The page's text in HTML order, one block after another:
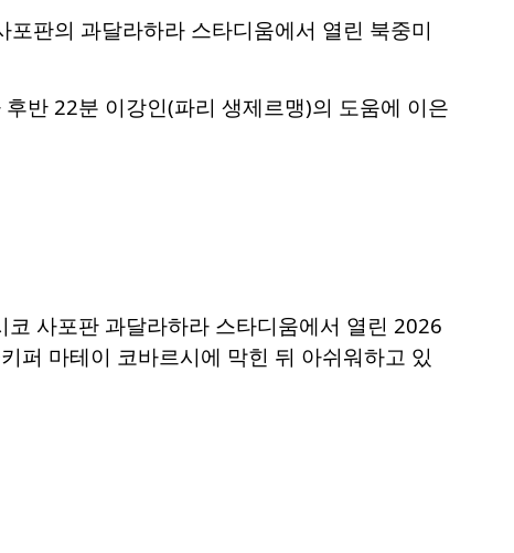
판의 과달라하라 스타디움에서 열린 북중미
반 22분 이강인(파리 생제르맹)의 도움에 이은
사포판 과달라하라 스타디움에서 열린 2026
퍼 마테이 코바르시에 막힌 뒤 아쉬워하고 있